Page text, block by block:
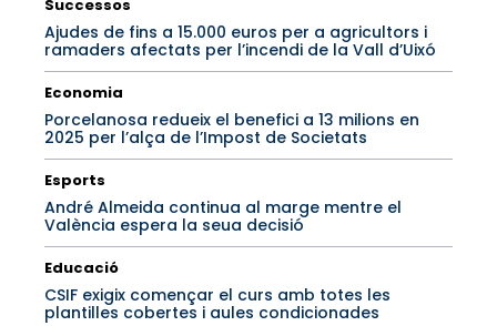
Successos
Ajudes de fins a 15.000 euros per a agricultors i
ramaders afectats per l’incendi de la Vall d’Uixó
Economia
Porcelanosa redueix el benefici a 13 milions en
2025 per l’alça de l’Impost de Societats
Esports
André Almeida continua al marge mentre el
València espera la seua decisió
Educació
CSIF exigix començar el curs amb totes les
plantilles cobertes i aules condicionades